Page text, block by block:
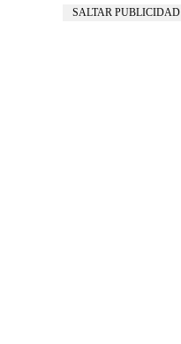
SALTAR PUBLICIDAD